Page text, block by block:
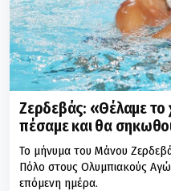
Ζερδεβάς: «Θέλαμε το
πέσαμε και θα
Το μήνυμα του Μάνου
Πόλο στους Ολυμπιακούς
επόμενη ημέρα.